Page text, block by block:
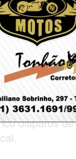
- Atualizado em 14/
é
Dias,
polícia
a polícia, o
disparos